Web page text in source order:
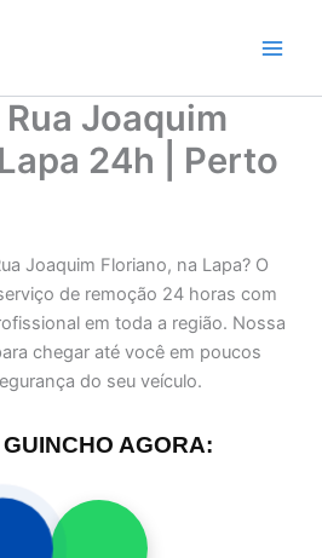
Joaquim
24h | Perto
Joaquim Floriano, na Lapa? O
de remoção 24 horas com
em toda a região. Nossa
chegar até você em poucos
do seu veículo.
AGORA: